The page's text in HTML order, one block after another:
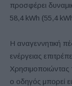
προσφέρει
58,4 kWh (55,4
Η αναγεννητική
ενέργειας
Χρησιμοποιώντας
ο οδηγός μπορεί